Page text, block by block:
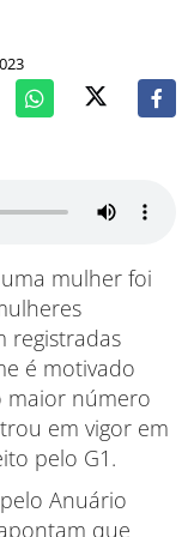
mulher foi
registradas
é motivado
maior número
em vigor em
pelo G1.
Anuário
que